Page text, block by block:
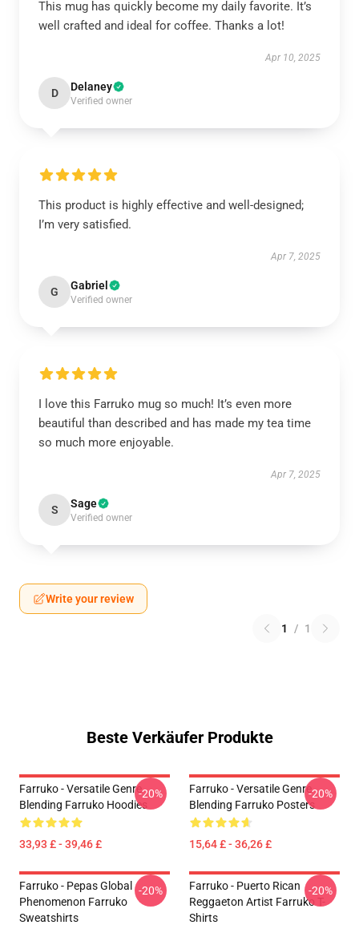
This mug has quickly become my daily favorite. It’s
well crafted and ideal for coffee. Thanks a lot!
Apr 10, 2025
D Delaney
Verified owner
This product is highly effective and well-designed;
I’m very satisfied.
Apr 7, 2025
G Gabriel
Verified owner
I love this Farruko mug so much! It’s even more
beautiful than described and has made my tea time
so much more enjoyable.
Apr 7, 2025
S Sage
Verified owner
Write your review
1 / 1
Beste Verkäufer Produkte
Farruko - Versatile Genre
Blending Farruko Hoodies
33,93 £ - 39,46 £
-20%
Farruko - Versatile Genre
Blending Farruko Posters
15,64 £ - 36,26 £
-20%
Farruko - Pepas Global
Phenomenon Farruko
Sweatshirts
-20%
Farruko - Puerto Rican
Reggaeton Artist Farruko T-
Shirts
-20%